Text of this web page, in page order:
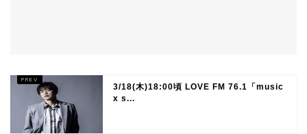
3/18(木)18:00頃 LOVE FM 76.1「music
x s...